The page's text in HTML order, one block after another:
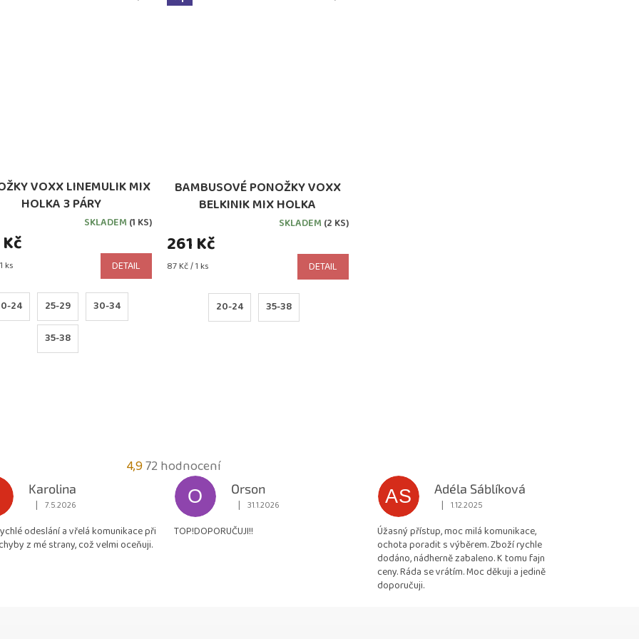
VOXX LINEMULIK MIX
HOLKA 3 PÁRY
SKLADEM (1 KS)
ks DETAIL
24 25-29 30-34
35-38
BAMBUSOVÉ PONOŽKY VOXX
BELKINIK MIX HOLKA
SKLADEM (2 KS)
261 Kč
Měrná
87 Kč / 1 ks DETAIL
20-24 35-38
4,9Průměrné
hodnocení
obchodu
4,9
z
72 hodnocení
Karolina
Hodnocení obchodu je 5 z 5 hvězdiček.
| 7.5.2026
odeslání a vřelá komunikace při
z mé strany, což velmi oceňuji.
O
Orson
Hodnocení obchodu je 5 z 5 hvězdiček.
| 31.1.2026
TOP!DOPORUČUJI!!
AS
Adéla Sáblíková
Hodnocení obchodu je 5 z 5 hvězdiček.
| 1.12.2025
Úžasný přístup, moc milá komunikace,
ochota poradit s výběrem. Zboží rychle
dodáno, nádherně zabaleno. K tomu fajn
ceny. Ráda se vrátím. Moc děkuji a jedině
doporučuji.